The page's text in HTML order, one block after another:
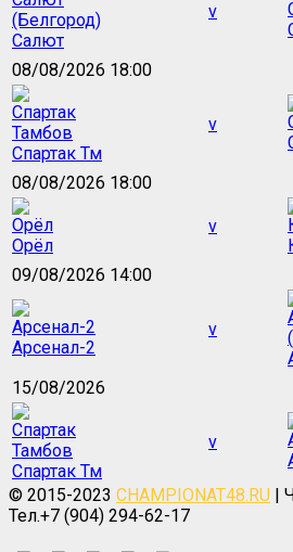
Салют
v
08/08/2026 18:00
Спартак Тм
v
08/08/2026 18:00
Орёл
v
09/08/2026 14:00
Арсенал-2
v
15/08/2026
Спартак Тм
v
© 2015-2023 CHAMPIONAT48.RU |
Тел.+7 (904) 294-62-17